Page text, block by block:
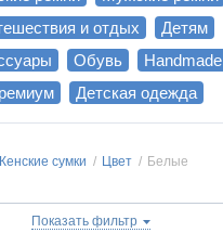
и отдых
Детям
Обувь
Handmade
Детская одежда
сумки / Цвет / Белые
Показать фильтр